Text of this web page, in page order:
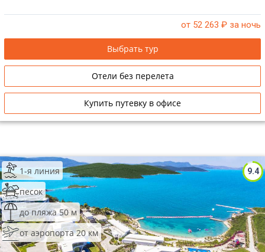
от 52 263 ₽ за ночь
Выбрать тур
Отели без перелета
Купить путевку в офисе
9.4
1-я линия
песок
до пляжа 50 м
от аэропорта 20 км